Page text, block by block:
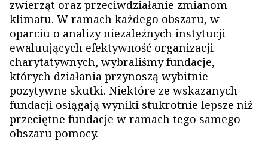
zwierząt oraz przeciwdziałanie zmianom
klimatu. W ramach każdego obszaru, w
oparciu o analizy niezależnych instytucji
ewaluujących efektywność organizacji
charytatywnych, wybraliśmy fundacje,
których działania przynoszą wybitnie
pozytywne skutki. Niektóre ze wskazanych
fundacji osiągają wyniki stukrotnie lepsze niż
przeciętne fundacje w ramach tego samego
obszaru pomocy.